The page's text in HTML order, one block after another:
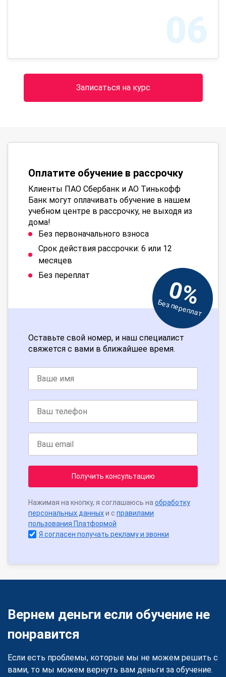
06
Записаться на курс
Оплатите обучение в рассрочку
Клиенты ПАО Сбербанк и АО Тинькофф
Банк могут оплачивать обучение в нашем
учебном центре в рассрочку, не выходя из
дома!
Без первоначального взноса
Срок действия рассрочки: 6 или 12
месяцев
Без переплат
0%
Без переплат
Оставьте свой номер, и наш специалист
свяжется с вами в ближайшее время.
Получить консультацию
Нажимая на кнопку, я соглашаюсь на обработку
персональных данныхи с правилами
пользования Платформой
Я согласен получать рекламу и звонки
Вернем деньги если обучение не
понравится
Если есть проблемы, которые мы не можем решить с
вами, то мы можем вернуть вам деньги за обучение.